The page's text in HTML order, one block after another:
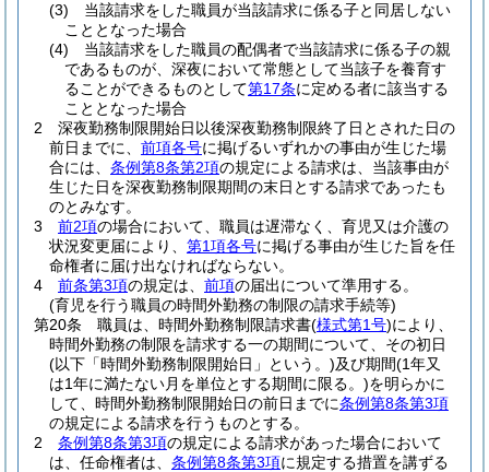
(3)
当該請求をした職員が当該請求に係る子と同居しない
こととなった場合
(4)
当該請求をした職員の配偶者で当該請求に係る子の親
であるものが、深夜において常態として当該子を養育す
ることができるものとして第17条に定める者に該当する
こととなった場合
2
深夜勤務制限開始日以後深夜勤務制限終了日とされた日の
前日までに、 前項各号に掲げるいずれかの事由が生じた場
合には、 条例第8条第2項の規定による請求は、当該事由が
生じた日を深夜勤務制限期間の末日とする請求であったも
のとみなす。
3
前2項の場合において、職員は遅滞なく、育児又は介護の
状況変更届により、 第1項各号に掲げる事由が生じた旨を任
命権者に届け出なければならない。
4
前条第3項の規定は、 前項の届出について準用する。
(育児を行う職員の時間外勤務の制限の請求手続等)
第20条
職員は、時間外勤務制限請求書(様式第1号)により、
時間外勤務の制限を請求する一の期間について、その初日
(以下「時間外勤務制限開始日」という。)及び期間(1年又
は1年に満たない月を単位とする期間に限る。)を明らかに
して、時間外勤務制限開始日の前日までに条例第8条第3項
の規定による請求を行うものとする。
2
条例第8条第3項の規定による請求があった場合において
は、任命権者は、 条例第8条第3項に規定する措置を講ずる